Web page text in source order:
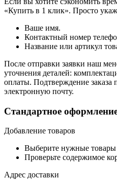
«Купить в 1 клик». Просто
Ваше имя.
Контактный номер
Название или артикул
После отправки заявки наш
уточнения деталей:
оплаты. Подтверждение заказа
электронную почту.
Стандартное
Добавление товаров
Выберите нужные
Проверьте содержимое
Адрес доставки